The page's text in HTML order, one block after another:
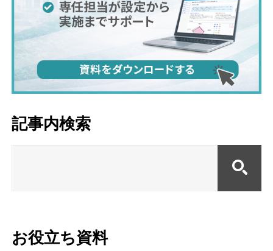
記事内検索
お役立ち資料